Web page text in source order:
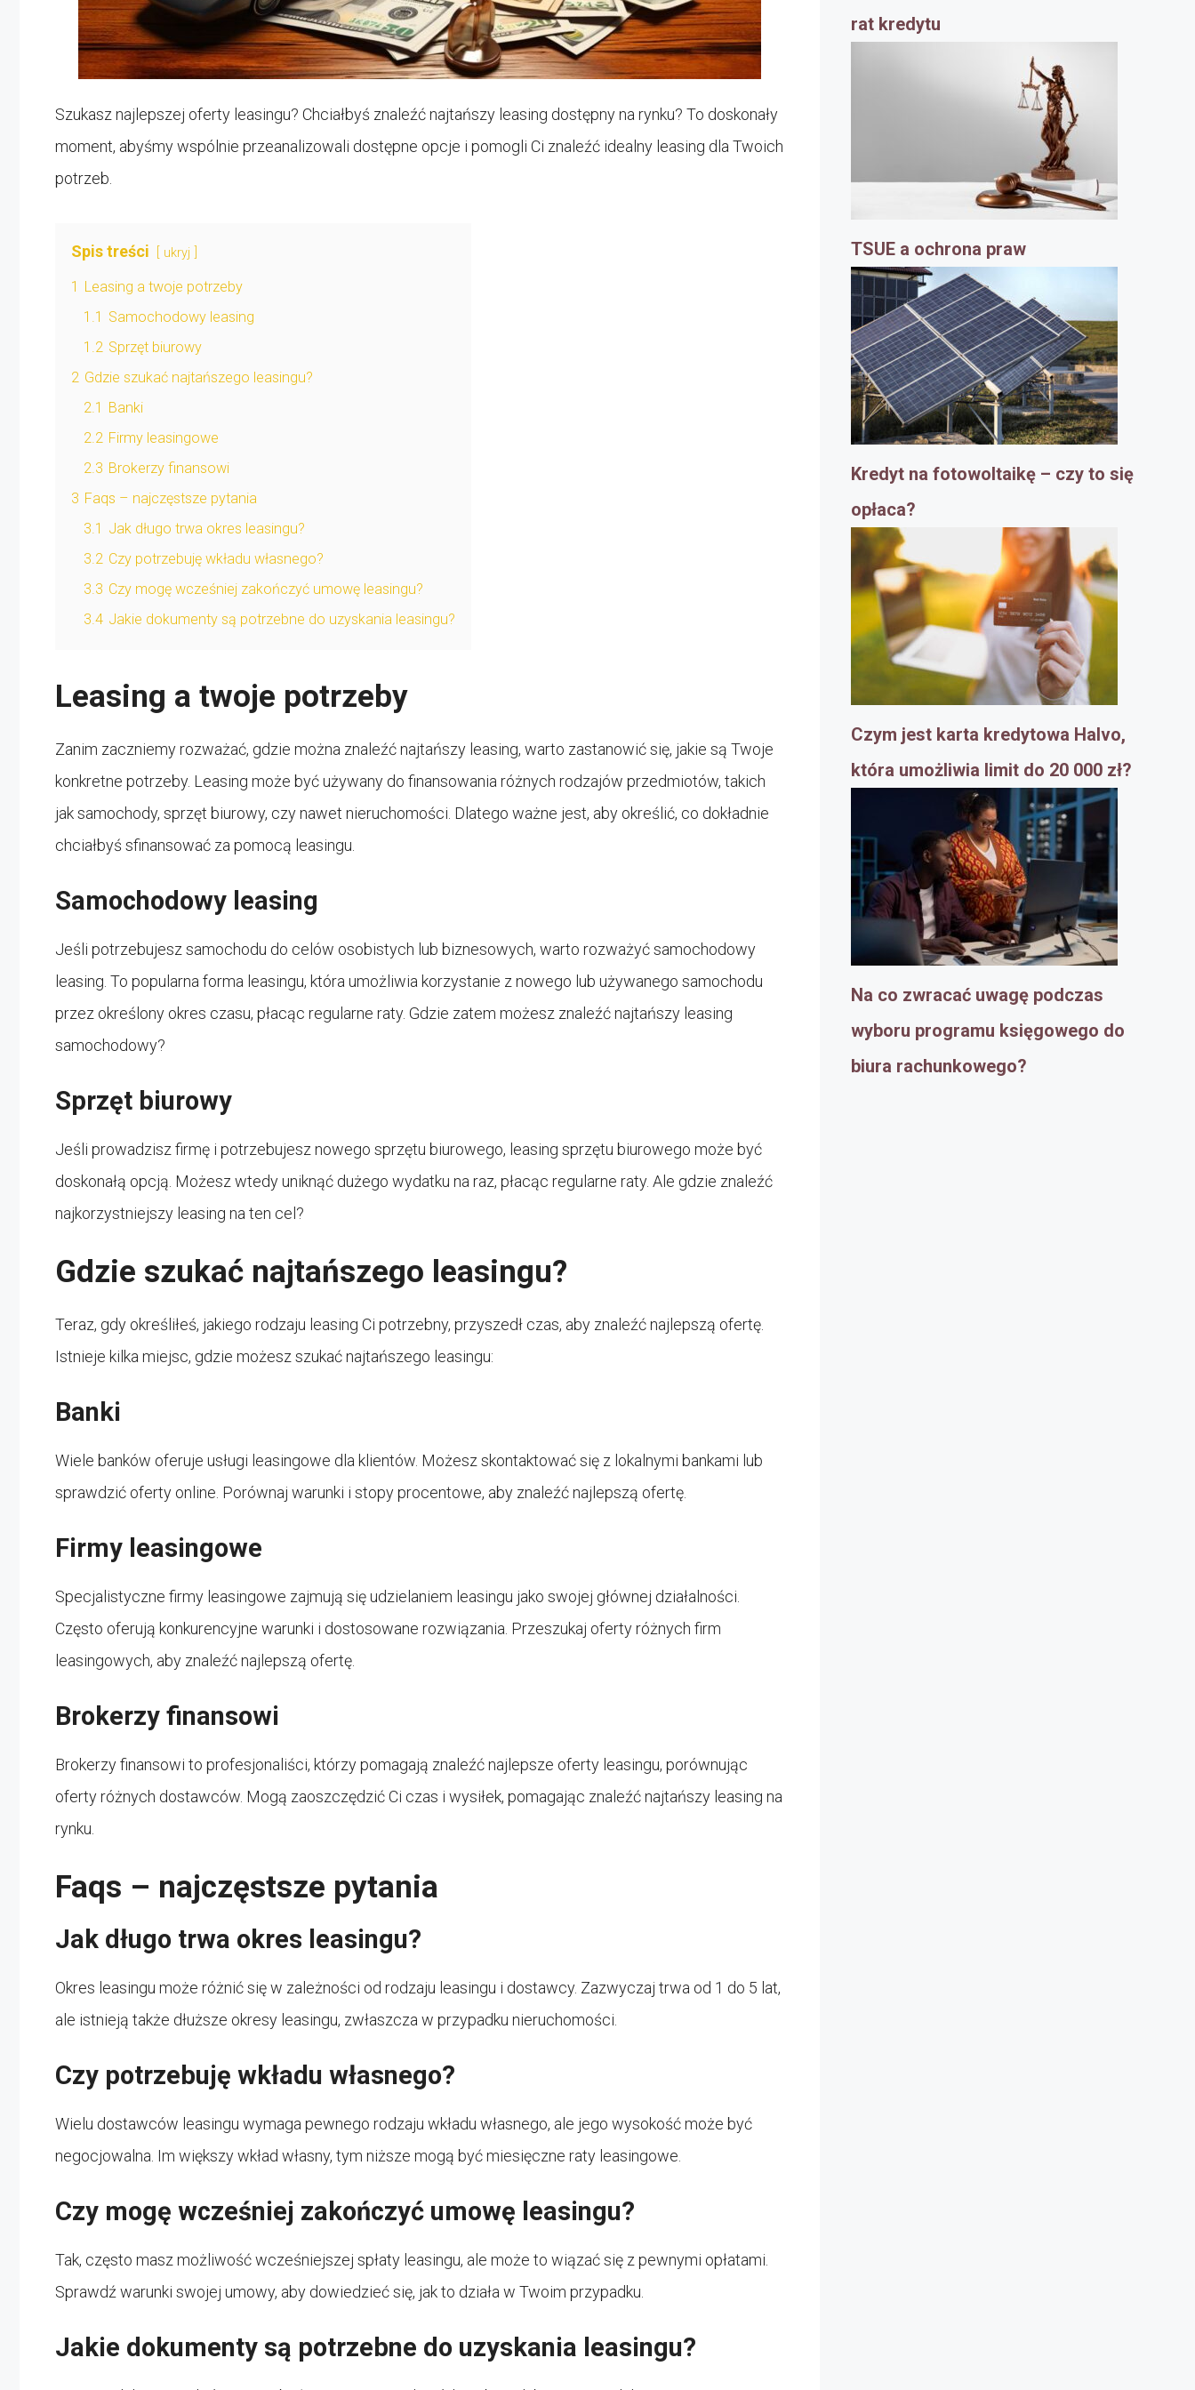
Szukasz najlepszej oferty leasingu? Chciałbyś znaleźć najtańszy leasing dostępny na rynku? To doskonały
moment, abyśmy wspólnie przeanalizowali dostępne opcje i pomogli Ci znaleźć idealny leasing dla Twoich
potrzeb.
Spis treści ukryj
1 Leasing a twoje potrzeby
1.1 Samochodowy leasing
1.2 Sprzęt biurowy
2 Gdzie szukać najtańszego leasingu?
2.1 Banki
2.2 Firmy leasingowe
2.3 Brokerzy finansowi
3 Faqs – najczęstsze pytania
3.1 Jak długo trwa okres leasingu?
3.2 Czy potrzebuję wkładu własnego?
3.3 Czy mogę wcześniej zakończyć umowę leasingu?
3.4 Jakie dokumenty są potrzebne do uzyskania leasingu?
Leasing a twoje potrzeby
Zanim zaczniemy rozważać, gdzie można znaleźć najtańszy leasing, warto zastanowić się, jakie są Twoje
konkretne potrzeby. Leasing może być używany do finansowania różnych rodzajów przedmiotów, takich
jak samochody, sprzęt biurowy, czy nawet nieruchomości. Dlatego ważne jest, aby określić, co dokładnie
chciałbyś sfinansować za pomocą leasingu.
Samochodowy leasing
Jeśli potrzebujesz samochodu do celów osobistych lub biznesowych, warto rozważyć samochodowy
leasing. To popularna forma leasingu, która umożliwia korzystanie z nowego lub używanego samochodu
przez określony okres czasu, płacąc regularne raty. Gdzie zatem możesz znaleźć najtańszy leasing
samochodowy?
Sprzęt biurowy
Jeśli prowadzisz firmę i potrzebujesz nowego sprzętu biurowego, leasing sprzętu biurowego może być
doskonałą opcją. Możesz wtedy uniknąć dużego wydatku na raz, płacąc regularne raty. Ale gdzie znaleźć
najkorzystniejszy leasing na ten cel?
Gdzie szukać najtańszego leasingu?
Teraz, gdy określiłeś, jakiego rodzaju leasing Ci potrzebny, przyszedł czas, aby znaleźć najlepszą ofertę.
Istnieje kilka miejsc, gdzie możesz szukać najtańszego leasingu:
Banki
Wiele banków oferuje usługi leasingowe dla klientów. Możesz skontaktować się z lokalnymi bankami lub
sprawdzić oferty online. Porównaj warunki i stopy procentowe, aby znaleźć najlepszą ofertę.
Firmy leasingowe
Specjalistyczne firmy leasingowe zajmują się udzielaniem leasingu jako swojej głównej działalności.
Często oferują konkurencyjne warunki i dostosowane rozwiązania. Przeszukaj oferty różnych firm
leasingowych, aby znaleźć najlepszą ofertę.
Brokerzy finansowi
Brokerzy finansowi to profesjonaliści, którzy pomagają znaleźć najlepsze oferty leasingu, porównując
oferty różnych dostawców. Mogą zaoszczędzić Ci czas i wysiłek, pomagając znaleźć najtańszy leasing na
rynku.
Faqs – najczęstsze pytania
Jak długo trwa okres leasingu?
Okres leasingu może różnić się w zależności od rodzaju leasingu i dostawcy. Zazwyczaj trwa od 1 do 5 lat,
ale istnieją także dłuższe okresy leasingu, zwłaszcza w przypadku nieruchomości.
Czy potrzebuję wkładu własnego?
Wielu dostawców leasingu wymaga pewnego rodzaju wkładu własnego, ale jego wysokość może być
negocjowalna. Im większy wkład własny, tym niższe mogą być miesięczne raty leasingowe.
Czy mogę wcześniej zakończyć umowę leasingu?
Tak, często masz możliwość wcześniejszej spłaty leasingu, ale może to wiązać się z pewnymi opłatami.
Sprawdź warunki swojej umowy, aby dowiedzieć się, jak to działa w Twoim przypadku.
Jakie dokumenty są potrzebne do uzyskania leasingu?
rat kredytu
TSUE a ochrona praw
Kredyt na fotowoltaikę – czy to się
opłaca?
Czym jest karta kredytowa Halvo,
która umożliwia limit do 20 000 zł?
Na co zwracać uwagę podczas
wyboru programu księgowego do
biura rachunkowego?